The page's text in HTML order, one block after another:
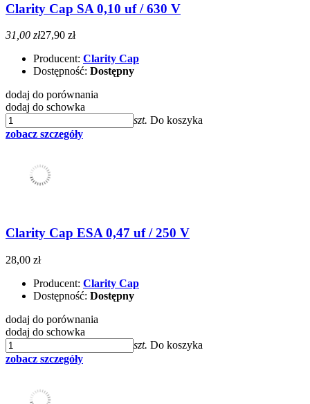
Clarity Cap SA 0,10 uf / 630 V
31,00 zł27,90 zł
Producent: Clarity Cap
Dostępność: Dostępny
dodaj do porównania
dodaj do schowka
szt. Do koszyka
zobacz szczegóły
Clarity Cap ESA 0,47 uf / 250 V
28,00 zł
Producent: Clarity Cap
Dostępność: Dostępny
dodaj do porównania
dodaj do schowka
szt. Do koszyka
zobacz szczegóły